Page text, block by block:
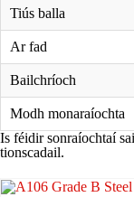
Tiús balla
Ar fad
Bailchríoch
Modh monaraíochta
Is féidir sonraíochtaí
tionscadail.